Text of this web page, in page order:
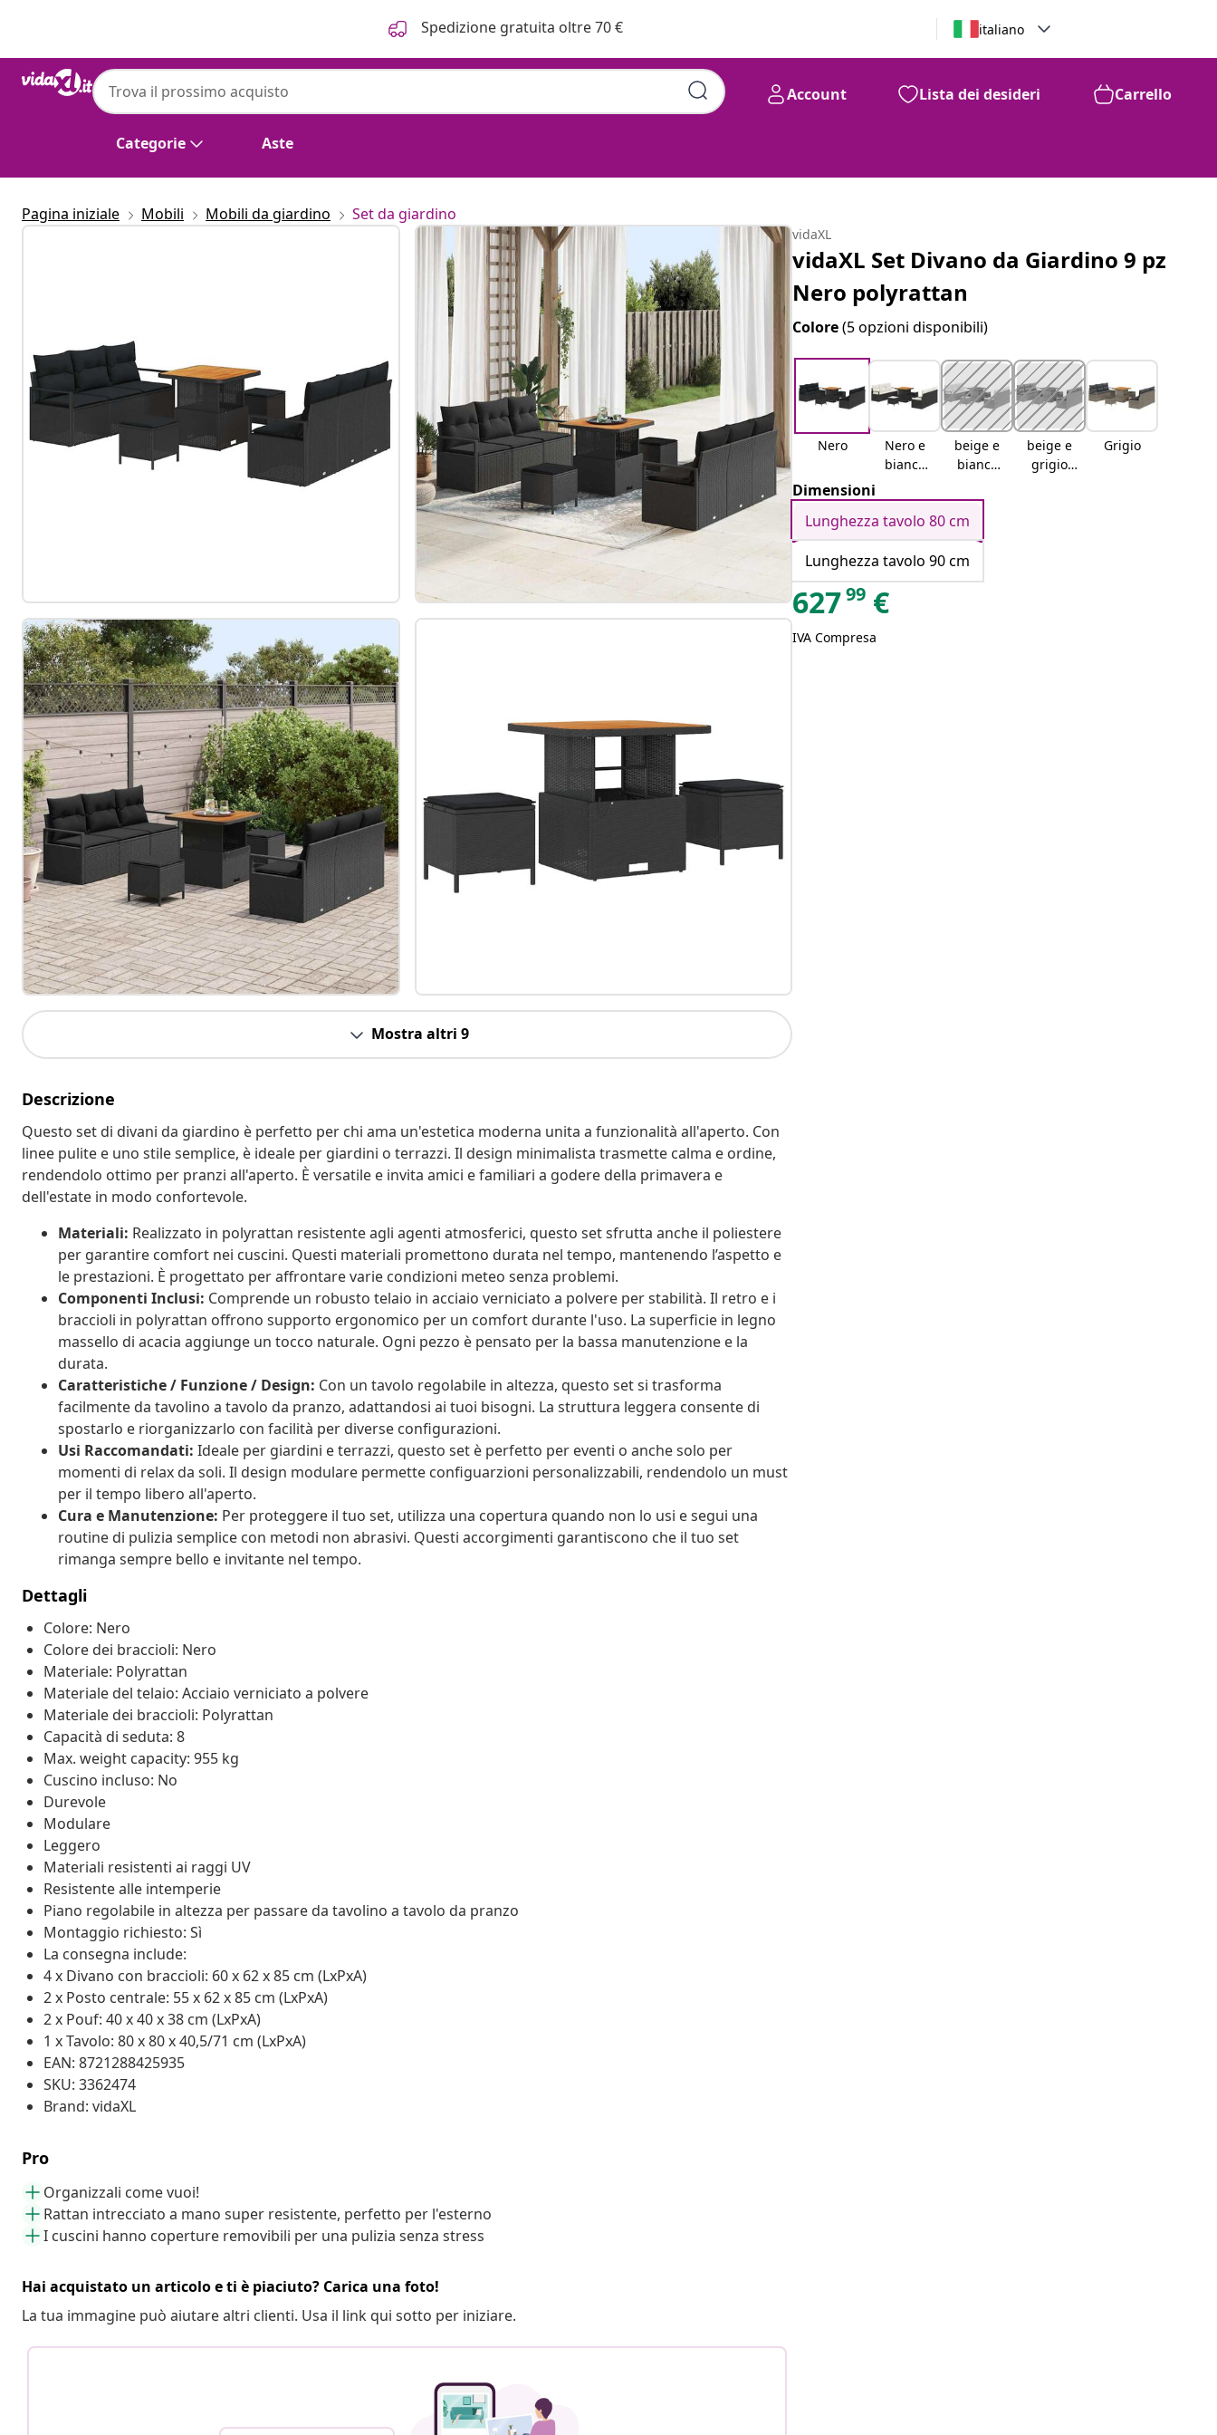
Spedizione gratuita oltre 70 € italiano
Categorie Aste
Account Lista dei desideri Carrello
Pagina iniziale Mobili Mobili da giardino Set da giardino
Mostra altri 9
Descrizione
Questo set di divani da giardino è perfetto per chi ama un'estetica moderna unita a funzionalità all'aperto. Con
linee pulite e uno stile semplice, è ideale per giardini o terrazzi. Il design minimalista trasmette calma e ordine,
rendendolo ottimo per pranzi all'aperto. È versatile e invita amici e familiari a godere della primavera e
dell'estate in modo confortevole.
Materiali: Realizzato in polyrattan resistente agli agenti atmosferici, questo set sfrutta anche il poliestere
per garantire comfort nei cuscini. Questi materiali promettono durata nel tempo, mantenendo l’aspetto e
le prestazioni. È progettato per affrontare varie condizioni meteo senza problemi.
Componenti Inclusi: Comprende un robusto telaio in acciaio verniciato a polvere per stabilità. Il retro e i
braccioli in polyrattan offrono supporto ergonomico per un comfort durante l'uso. La superficie in legno
massello di acacia aggiunge un tocco naturale. Ogni pezzo è pensato per la bassa manutenzione e la
durata.
Caratteristiche / Funzione / Design: Con un tavolo regolabile in altezza, questo set si trasforma
facilmente da tavolino a tavolo da pranzo, adattandosi ai tuoi bisogni. La struttura leggera consente di
spostarlo e riorganizzarlo con facilità per diverse configurazioni.
Usi Raccomandati: Ideale per giardini e terrazzi, questo set è perfetto per eventi o anche solo per
momenti di relax da soli. Il design modulare permette configuarzioni personalizzabili, rendendolo un must
per il tempo libero all'aperto.
Cura e Manutenzione: Per proteggere il tuo set, utilizza una copertura quando non lo usi e segui una
routine di pulizia semplice con metodi non abrasivi. Questi accorgimenti garantiscono che il tuo set
rimanga sempre bello e invitante nel tempo.
Dettagli
Colore: Nero
Colore dei braccioli: Nero
Materiale: Polyrattan
Materiale del telaio: Acciaio verniciato a polvere
Materiale dei braccioli: Polyrattan
Capacità di seduta: 8
Max. weight capacity: 955 kg
Cuscino incluso: No
Durevole
Modulare
Leggero
Materiali resistenti ai raggi UV
Resistente alle intemperie
Piano regolabile in altezza per passare da tavolino a tavolo da pranzo
Montaggio richiesto: Sì
La consegna include:
4 x Divano con braccioli: 60 x 62 x 85 cm (LxPxA)
2 x Posto centrale: 55 x 62 x 85 cm (LxPxA)
2 x Pouf: 40 x 40 x 38 cm (LxPxA)
1 x Tavolo: 80 x 80 x 40,5/71 cm (LxPxA)
EAN: 8721288425935
SKU: 3362474
Brand: vidaXL
Pro
Organizzali come vuoi!
Rattan intrecciato a mano super resistente, perfetto per l'esterno
I cuscini hanno coperture removibili per una pulizia senza stress
Hai acquistato un articolo e ti è piaciuto? Carica una foto!
La tua immagine può aiutare altri clienti. Usa il link qui sotto per iniziare.
vidaXL
vidaXL Set Divano da Giardino 9 pz
Nero polyrattan
Colore(5 opzioni disponibili)
Nero
Nero e
bianco
beige e
bianco
beige e
grigio
Grigio
Dimensioni
Lunghezza tavolo 80 cm
Lunghezza tavolo 90 cm
62799 €
IVA Compresa